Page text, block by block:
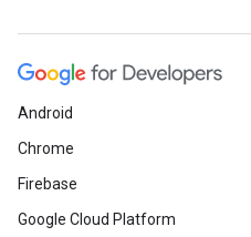
Android
Chrome
Firebase
Google Cloud Platform